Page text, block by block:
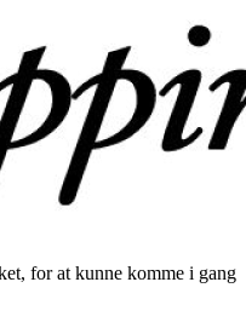
for at kunne komme i gang